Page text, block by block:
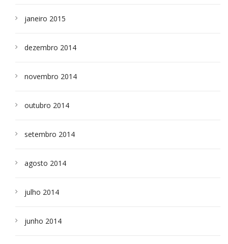
janeiro 2015
dezembro 2014
novembro 2014
outubro 2014
setembro 2014
agosto 2014
julho 2014
junho 2014